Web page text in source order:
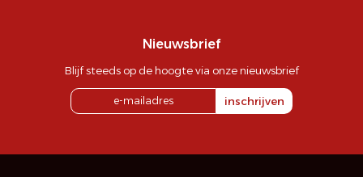
Nieuwsbrief
Blijf steeds op de hoogte via onze nieuwsbrief
inschrijven